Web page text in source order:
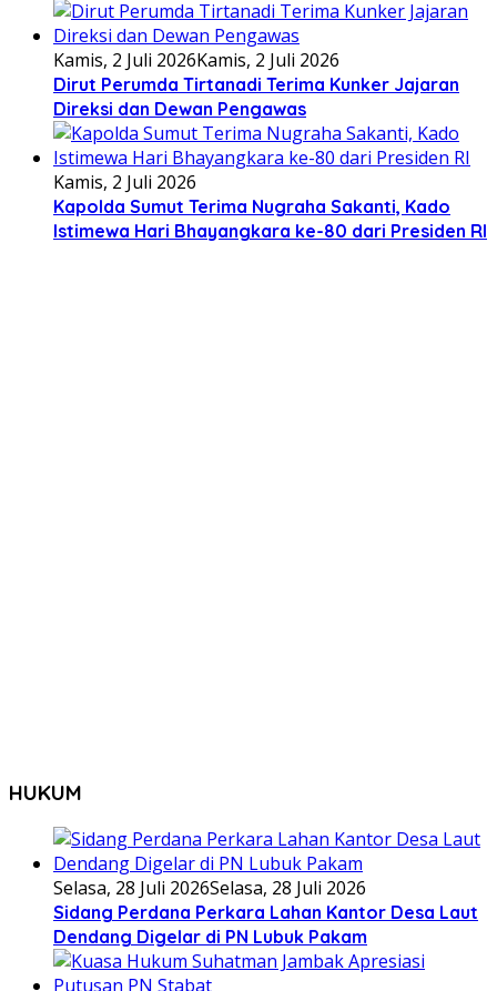
Kamis, 2 Juli 2026Kamis, 2 Juli 2026
Dirut Perumda Tirtanadi Terima Kunker Jajaran
Direksi dan Dewan Pengawas
Kamis, 2 Juli 2026
Kapolda Sumut Terima Nugraha Sakanti, Kado
Istimewa Hari Bhayangkara ke-80 dari Presiden RI
HUKUM
Selasa, 28 Juli 2026Selasa, 28 Juli 2026
Sidang Perdana Perkara Lahan Kantor Desa Laut
Dendang Digelar di PN Lubuk Pakam